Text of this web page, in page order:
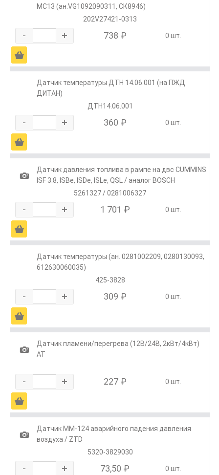
MC13 (ан.VG1092090311, СК8946)
202V27421-0313
- + 738 ₽ 0 шт.
Ä
Датчик температуры ДТН 14.06.001 (на ПЖД
ДИТАН)
ДТН14.06.001
- + 360 ₽ 0 шт.
Ä
1
Датчик давления топлива в рампе на двс CUMMINS
ISF 3.8, ISBe, ISDe, ISLe, QSL / аналог BOSCH
5261327 / 0281006327
- + 1 701 ₽ 0 шт.
Ä
Датчик температуры (ан. 0281002209, 0280130093,
612630060035)
425-3828
- + 309 ₽ 0 шт.
Ä
1
Датчик пламени/перегрева (12В/24В, 2кВт/4кВт)
АТ
- + 227 ₽ 0 шт.
Ä
1
Датчик ММ-124 аварийного падения давления
воздуха / ZTD
5320-3829030
- + 73,50 ₽ 0 шт.